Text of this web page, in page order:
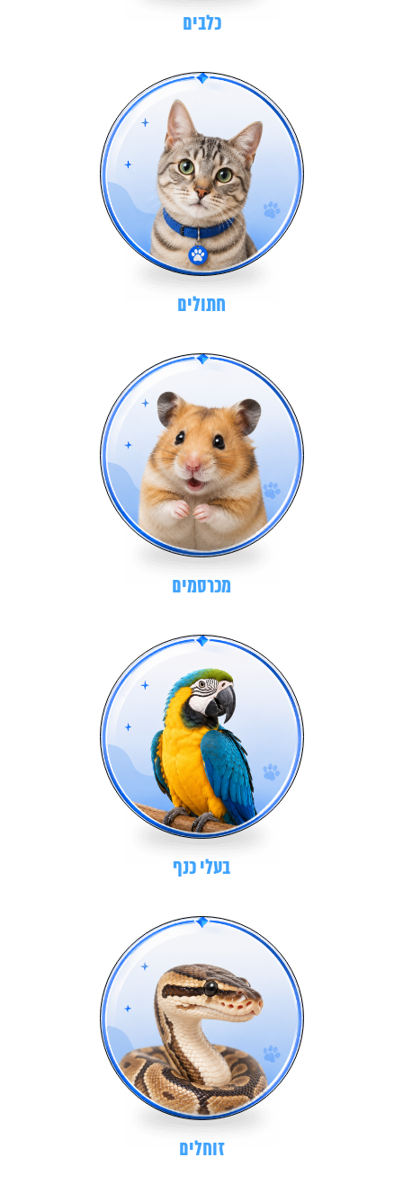
כלבים
חתולים
מכרסמים
בעלי כנף
זוחלים